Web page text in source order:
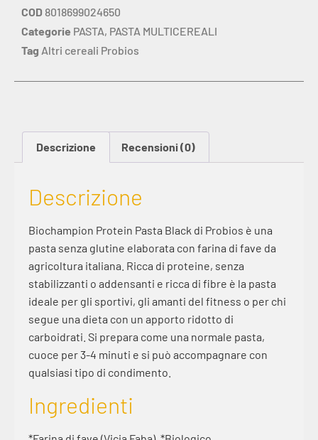
COD 8018699024650
Categorie PASTA, PASTA MULTICEREALI
Tag Altri cereali Probios
Descrizione Recensioni (0)
Descrizione
Biochampion Protein Pasta Black di Probios è una
pasta senza glutine elaborata con farina di fave da
agricoltura italiana. Ricca di proteine, senza
stabilizzanti o addensanti e ricca di fibre è la pasta
ideale per gli sportivi, gli amanti del fitness o per chi
segue una dieta con un apporto ridotto di
carboidrati. Si prepara come una normale pasta,
cuoce per 3-4 minuti e si può accompagnare con
qualsiasi tipo di condimento.
Ingredienti